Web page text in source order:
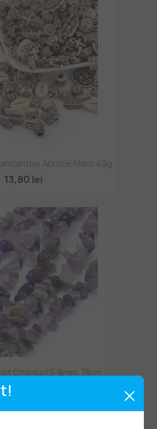
Acrilice Maro 49g
13,80 lei
Chipsuri 5-8mm, 78cm
24,90 lei